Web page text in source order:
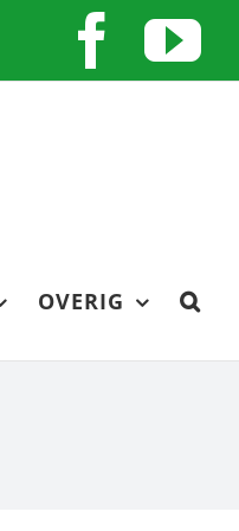
OVERIG